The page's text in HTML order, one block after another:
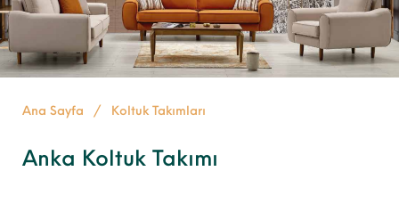
Ana Sayfa / Koltuk Takımları
Anka Koltuk Takımı